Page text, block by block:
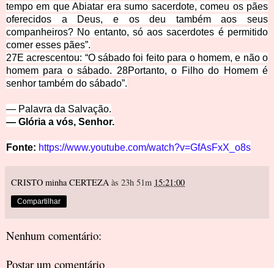
tempo em que Abiatar era sumo sacerdote, comeu os pães
oferecidos a Deus, e os deu também aos seus
companheiros? No entanto, só aos sacerdotes é permitido
comer esses pães”.
27E acrescentou: “O sábado foi feito para o homem, e não o
homem para o sábado. 28Portanto, o Filho do Homem é
senhor também do sábado”.
— Palavra da Salvação.
— Glória a vós, Sen hor.
Fonte: https://www.youtube.com/watch?v=GfAsFxX_o8s
CRISTO minha CERTEZA às 23h 51m 15:21:00
Compartilhar
Nenhum comentário:
Postar um comentário